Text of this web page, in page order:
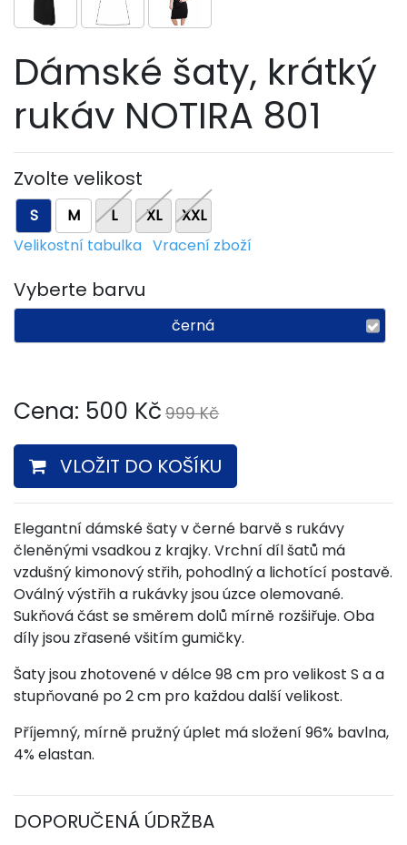
Dámské šaty, krátký
rukáv NOTIRA 801
Zvolte velikost
S M L XL
XXL
Velikostní tabulka Vracení zboží
Vyberte barvu
černá
Cena: 500 Kč 999 Kč
VLOŽIT DO KOŠÍKU
Elegantní dámské šaty v černé barvě s rukávy
členěnými vsadkou z krajky. Vrchní díl šatů má
vzdušný kimonový střih, pohodlný a lichotící postavě.
Oválný výstřih a rukávky jsou úzce olemované.
Sukňová část se směrem dolů mírně rozšiřuje. Oba
díly jsou zřasené všitím gumičky.
Šaty jsou zhotovené v délce 98 cm pro velikost S a a
stupňované po 2 cm pro každou další velikost.
Příjemný, mírně pružný úplet má složení 96% bavlna,
4% elastan.
DOPORUČENÁ ÚDRŽBA